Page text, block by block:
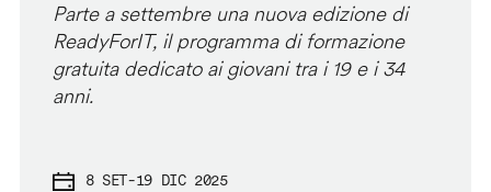
Parte a settembre una nuova edizione di
ReadyForIT, il programma di formazione
gratuita dedicato ai giovani tra i 19 e i 34
anni.
8 SET-19 DIC 2025